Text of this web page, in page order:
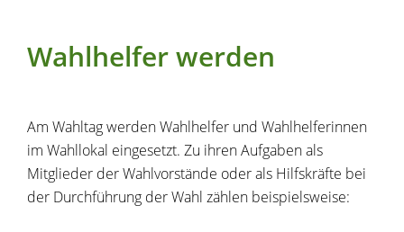
Wahlhelfer werden
Am Wahltag werden Wahlhelfer und Wahlhelferinnen
im Wahllokal eingesetzt. Zu ihren Aufgaben als
Mitglieder der Wahlvorstände oder als Hilfskräfte bei
der Durchführung der Wahl zählen beispielsweise: